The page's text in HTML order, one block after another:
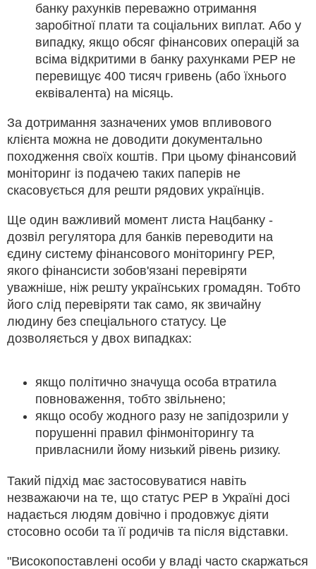
банку рахунків переважно отримання
заробітної плати та соціальних виплат. Або у
випадку, якщо обсяг фінансових операцій за
всіма відкритими в банку рахунками PEP не
перевищує 400 тисяч гривень (або їхнього
еквівалента) на місяць.
За дотримання зазначених умов впливового
клієнта можна не доводити документально
походження своїх коштів. При цьому фінансовий
моніторинг із подачею таких паперів не
скасовується для решти рядових українців.
Ще один важливий момент листа Нацбанку -
дозвіл регулятора для банків переводити на
єдину систему фінансового моніторингу PEP,
якого фінансисти зобов'язані перевіряти
уважніше, ніж решту українських громадян. Тобто
його слід перевіряти так само, як звичайну
людину без спеціального статусу. Це
дозволяється у двох випадках:
якщо політично значуща особа втратила
повноваження, тобто звільнено;
якщо особу жодного разу не запідозрили у
порушенні правил фінмоніторингу та
привласнили йому низький рівень ризику.
Такий підхід має застосовуватися навіть
незважаючи на те, що статус PEP в Україні досі
надається людям довічно і продовжує діяти
стосовно особи та її родичів та після відставки.
"Високопоставлені особи у владі часто скаржаться